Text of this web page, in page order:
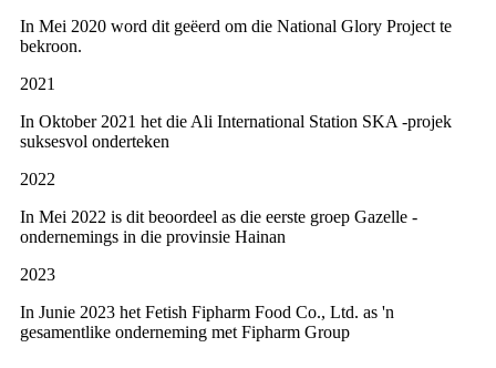
In Mei 2020 word dit geëerd om die National Glory Project te
bekroon.
2021
In Oktober 2021 het die Ali International Station SKA -projek
suksesvol onderteken
2022
In Mei 2022 is dit beoordeel as die eerste groep Gazelle -
ondernemings in die provinsie Hainan
2023
In Junie 2023 het Fetish Fipharm Food Co., Ltd. as 'n
gesamentlike onderneming met Fipharm Group